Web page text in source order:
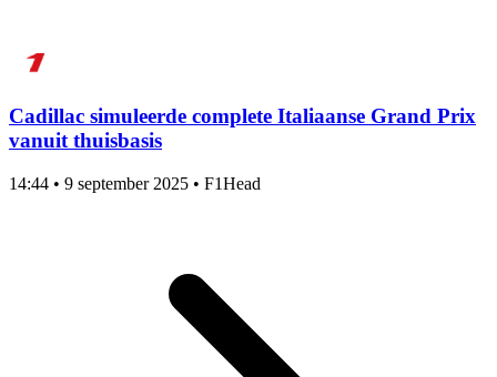
Cadillac simuleerde complete Italiaanse Grand Prix
vanuit thuisbasis
14:44 • 9 september 2025 • F1Head